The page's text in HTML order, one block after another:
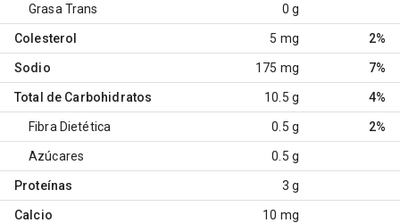
Grasa Trans 0 g
Colesterol 5 mg 2%
Sodio 175 mg 7%
Total de Carbohidratos 10.5 g 4%
Fibra Dietética 0.5 g 2%
Azúcares 0.5 g
Proteínas 3 g
Calcio 10 mg